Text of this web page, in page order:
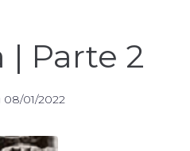
| Parte 2
08/01/2022